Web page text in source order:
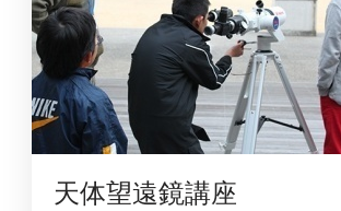
天体望遠鏡講座